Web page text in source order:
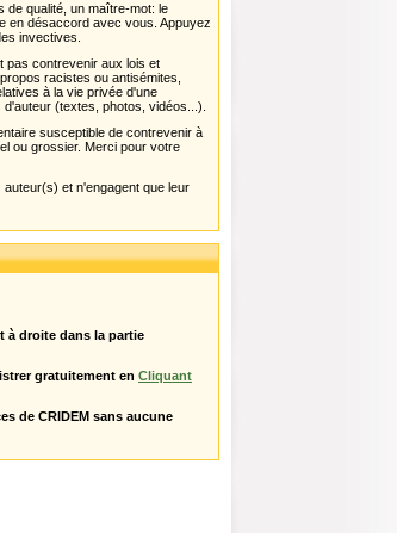
qualité, un maître-mot: le
en désaccord avec vous. Appuyez
invectives.
pas contrevenir aux lois et
racistes ou antisémites,
à la vie privée d'une
(textes, photos, vidéos...).
susceptible de contrevenir à
ou grossier. Merci pour votre
et n'engagent que leur
à droite dans la partie
gratuitement en Cliquant
de CRIDEM sans aucune